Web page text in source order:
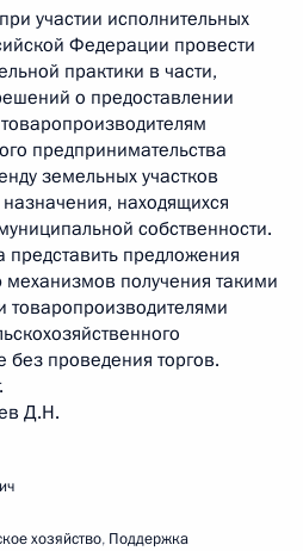
участии исполнительных
Федерации провести
практики в части,
о предоставлении
предпринимательства
земельных участков
находящихся
собственности.
представить предложения
получения такими
товаропроизводителями
без проведения торгов.
Д.Н.
хозяйство, Поддержка